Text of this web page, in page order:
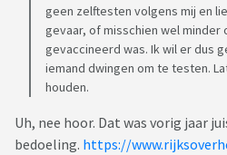
geen zelftesten volgens mij en
gevaar, of misschien wel minder
gevaccineerd was. Ik wil er dus
iemand dwingen om te testen.
houden.
Uh, nee hoor. Dat was vorig jaar
bedoeling. https://